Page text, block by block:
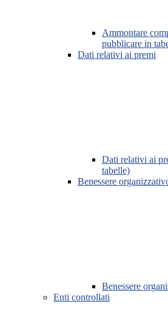
Ammontare
pubblicare in
Dati relativi ai premi
Dati relativi ai
tabelle)
Benessere
Benessere
Enti controllati